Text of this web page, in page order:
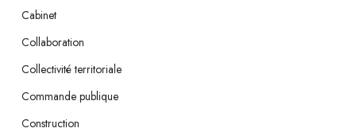
Cabinet
Collaboration
Collectivité territoriale
Commande publique
Construction